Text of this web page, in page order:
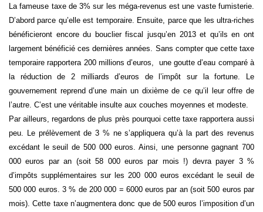
La fameuse taxe de 3% sur les méga-revenus est une vaste fumisterie.
D’abord parce qu’elle est temporaire. Ensuite, parce que les ultra-riches
bénéficieront encore du bouclier fiscal jusqu’en 2013 et qu’ils en ont
largement bénéficié ces dernières années. Sans compter que cette taxe
temporaire rapportera 200 millions d’euros, une goutte d’eau comparé à
la réduction de 2 milliards d’euros de l’impôt sur la fortune. Le
gouvernement reprend d’une main un dixième de ce qu’il leur offre de
l’autre. C’est une véritable insulte aux couches moyennes et modeste.
Par ailleurs, regardons de plus près pourquoi cette taxe rapportera aussi
peu. Le prélèvement de 3 % ne s’appliquera qu’à la part des revenus
excédant le seuil de 500 000 euros. Ainsi, une personne gagnant 700
000 euros par an (soit 58 000 euros par mois !) devra payer 3 %
d’impôts supplémentaires sur les 200 000 euros excédant le seuil de
500 000 euros. 3 % de 200 000 = 6000 euros par an (soit 500 euros par
mois). Cette taxe n’augmentera donc que de 500 euros l’imposition d’un